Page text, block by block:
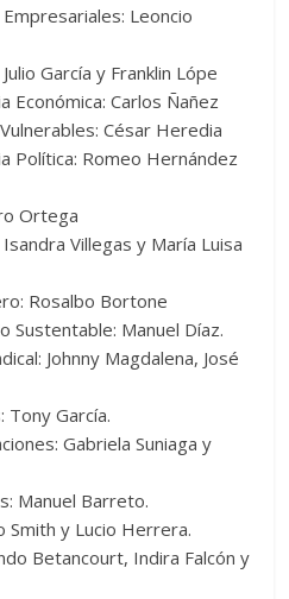
Leoncio
García y Franklin Lópe
Económica: Carlos Ñañez
César Heredia
Política: Romeo Hernández
Ortega
Villegas y María Luisa
Rosalbo Bortone
Sustentable: Manuel Díaz.
Johnny Magdalena, José
García.
Gabriela Suniaga y
Manuel Barreto.
Smith y Lucio Herrera.
Betancourt, Indira Falcón y